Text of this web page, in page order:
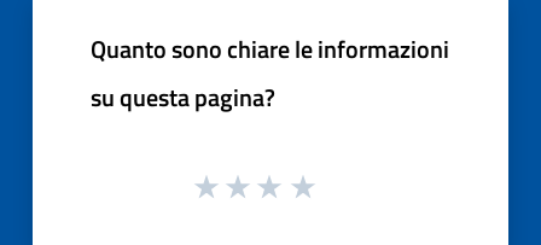
Quanto sono chiare le informazioni
su questa pagina?